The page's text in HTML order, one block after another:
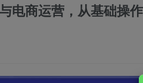
电商运营，从基础操